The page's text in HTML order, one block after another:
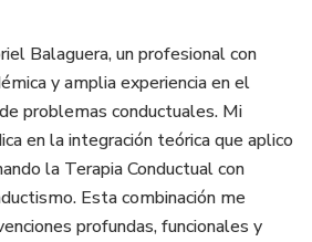
Balaguera, un profesional con
y amplia experiencia en el
problemas conductuales. Mi
en la integración teórica que aplico
la Terapia Conductual con
Esta combinación me
profundas, funcionales y